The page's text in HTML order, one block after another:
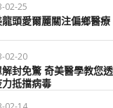
02-25
頭愛爾麗關注偏鄉醫
02-20
解封免驚 奇美醫學教您
抵擋病毒